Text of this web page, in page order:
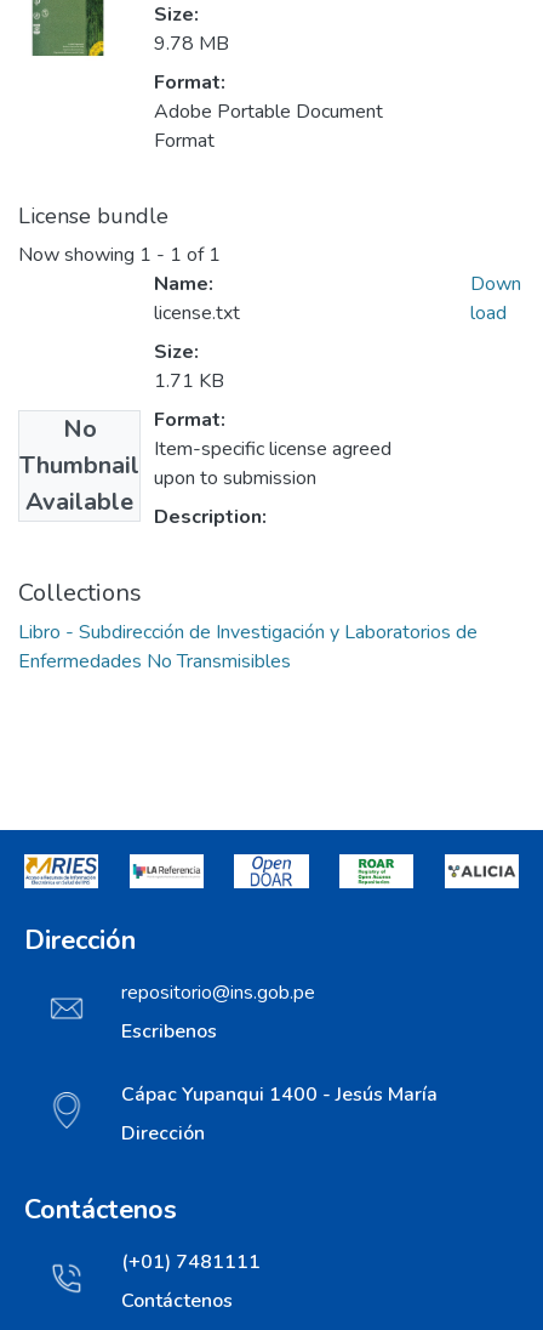
Size:
9.78 MB
Format:
Adobe Portable Document
Format
License bundle
Now showing 1 - 1 of 1
No
Thumbnail
Available
Name:
license.txt
Size:
1.71 KB
Format:
Item-specific license agreed
upon to submission
Description:
Down
load
Collections
Libro - Subdirección de Investigación y Laboratorios de
Enfermedades No Transmisibles
Dirección
repositorio@ins.gob.pe
Escribenos
Cápac Yupanqui 1400 - Jesús María
Dirección
Contáctenos
(+01) 7481111
Contáctenos